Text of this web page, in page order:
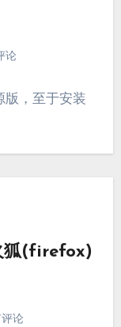
论
，至于安装
狐(firefox)
论